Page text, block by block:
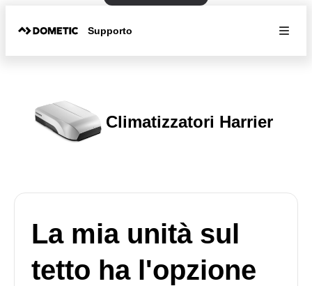
Supporto
Climatizzatori Harrier
La mia unità sul
tetto ha l'opzione